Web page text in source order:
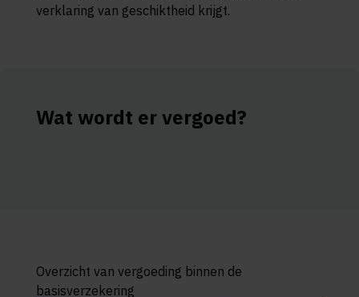
verklaring van geschiktheid krijgt.
Wat wordt er vergoed?
Overzicht van vergoeding binnen de
basisverzekering